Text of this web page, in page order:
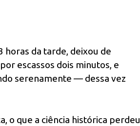
horas da tarde, deixou de
escassos dois minutos, e
serenamente — dessa vez
o que a ciência histórica perdeu